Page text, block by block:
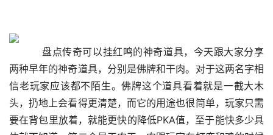
盘点传奇可以挂红鸣的神奇道具，今天跟大家分享
两种早年的神奇道具，分别是佛牌和干肉。对于这两名字相
信老玩家应该都不陌生。佛牌这个道具看着就是一截大木
头，扔地上会看得更清楚，而它的用途也很简单，玩家只需
要在背包里放着，就能更快的降低PKA值，至于能快多少具